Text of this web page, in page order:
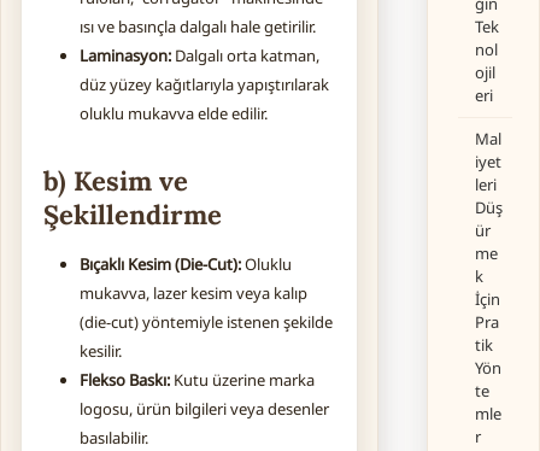
ısı ve basınçla dalgalı hale getirilir.
Laminasyon: Dalgalı orta katman,
düz yüzey kağıtlarıyla yapıştırılarak
oluklu mukavva elde edilir.
b) Kesim ve
Şekillendirme
Bıçaklı Kesim (Die-Cut):Oluklu
mukavva, lazer kesim veya kalıp
(die-cut) yöntemiyle istenen şekilde
kesilir.
Flekso Baskı: Kutu üzerine marka
logosu, ürün bilgileri veya desenler
basılabilir.
Tek
nol
ojil
eri
Mal
iyet
leri
Düş
ür
me
k
İçin
Pra
tik
Yön
te
mle
r